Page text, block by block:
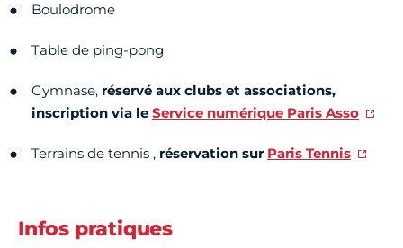
Boulodrome
Table de ping-pong
Gymnase, réservé aux clubs et associations,
inscription via le Service numérique Paris Asso
Terrains de tennis , réservation sur Paris Tennis
Infos pratiques